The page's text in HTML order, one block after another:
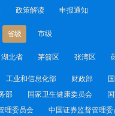
政策解读 申报通知
省级 市级
湖北省 茅箭区 张湾区
工业和信息化部 财政部
部 国家卫生健康委员会
理委员会
中国证券监督管理委